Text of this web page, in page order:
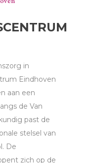
in
Eindhoven
aan een
de Van
past de
stelsel van
De
zich op de